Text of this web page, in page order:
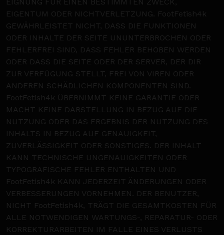
EIGENTUM ODER NICHTVERLETZUNG. FootFetish4k
GEWÄHRLEISTET NICHT, DASS DIE FUNKTIONEN
ODER INHALTE DER SEITE UNUNTERBROCHEN ODER
FEHLERFREI SIND, DASS FEHLER BEHOBEN WERDEN
ODER DASS DIE SEITE ODER DER SERVER, DER DIR
ZUR VERFÜGUNG STELLT, FREI VON VIREN ODER
ANDEREN SCHÄDLICHEN KOMPONENTEN SIND.
FootFetish4k ÜBERNIMMT KEINE GARANTIE ODER
MACHT KEINE DARSTELLUNG IN BEZUG AUF DIE
NUTZUNG ODER DAS ERGEBNIS DER NUTZUNG DES
INHALTS IN BEZUG AUF GENAUIGKEIT,
ZUVERLÄSSIGKEIT ODER SONSTIGES. DER INHALT
KANN TECHNISCHE UNGENAUIGKEITEN ODER
TYPOGRAFISCHE FEHLER ENTHALTEN UND
FootFetish4k KANN JEDERZEIT ÄNDERUNGEN ODER
VERBESSERUNGEN VORNEHMEN. DER BENUTZER,
NICHT FootFetish4k, TRÄGT DIE GESAMTKOSTEN FÜR
ALLE NOTWENDIGEN WARTUNGS-, REPARATUR- ODER
KORREKTURARBEITEN IM FALLE EINES VERLUSTS